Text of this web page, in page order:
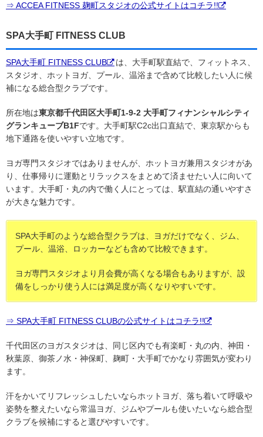
⇒ ACCEA FITNESS 麹町スタジオの公式サイトはコチラ!!
SPA大手町 FITNESS CLUB
SPA大手町 FITNESS CLUB
は、大手町駅直結で、フィットネス、
スタジオ、ホットヨガ、プール、温浴まで含めて比較したい人に候
補になる総合型クラブです。
所在地は東京都千代田区大手町1-9-2 大手町フィナンシャルシティ
グランキューブB1Fです。大手町駅C2c出口直結で、東京駅からも
地下通路を使いやすい立地です。
ヨガ専門スタジオではありませんが、ホットヨガ兼用スタジオがあ
り、仕事帰りに運動とリラックスをまとめて済ませたい人に向いて
います。大手町・丸の内で働く人にとっては、駅直結の通いやすさ
が大きな魅力です。
SPA大手町のような総合型クラブは、ヨガだけでなく、ジム、
プール、温浴、ロッカーなども含めて比較できます。
ヨガ専門スタジオより月会費が高くなる場合もありますが、設
備をしっかり使う人には満足度が高くなりやすいです。
⇒ SPA大手町 FITNESS CLUBの公式サイトはコチラ!!
千代田区のヨガスタジオは、同じ区内でも有楽町・丸の内、神田・
秋葉原、御茶ノ水・神保町、麹町・大手町でかなり雰囲気が変わり
ます。
汗をかいてリフレッシュしたいならホットヨガ、落ち着いて呼吸や
姿勢を整えたいなら常温ヨガ、ジムやプールも使いたいなら総合型
クラブを候補にすると選びやすいです。